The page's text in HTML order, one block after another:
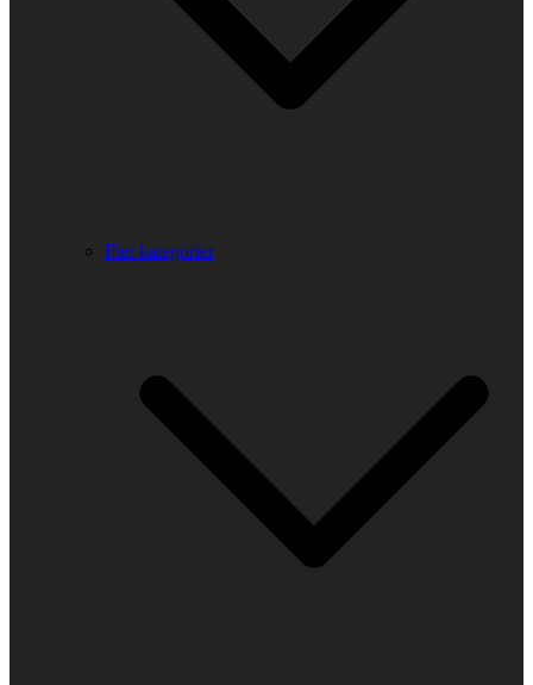
Fler kategorier